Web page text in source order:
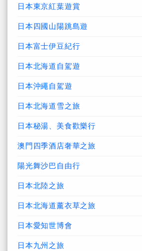
日本東京紅葉遊賞
日本四國山陽跳島遊
日本富士伊豆紀行
日本北海道自駕遊
日本沖繩自駕遊
日本北海道雪之旅
日本秘湯、美食歡樂行
澳門四季酒店奢華之旅
陽光舞沙巴自由行
日本北陸之旅
日本北海道薰衣草之旅
日本愛知世博會
日本九州之旅